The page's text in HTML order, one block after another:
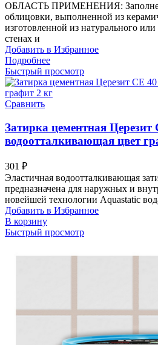
ОБЛАСТЬ ПРИМЕНЕНИЯ:
облицовки, выполненной из
изготовленной из натурального
стенах и
Добавить в Избранное
Подробнее
Быстрый просмотр
Сравнить
Затирка цементная Церезит
водоотталкивающая цвет
301 ₽
Эластичная водоотталкивающая
предназначена для наружных и
новейшей технологии Aquastatic
Добавить в Избранное
В корзину
Быстрый просмотр